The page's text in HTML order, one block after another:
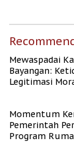
Mewaspadai
Bayangan:
Legitimasi
Momentum
Pemerintah
Program